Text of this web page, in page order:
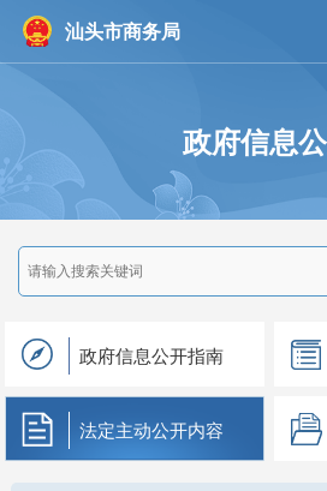
汕头市商务局
政府信息
政府信息公开指南
法定主动公开内容